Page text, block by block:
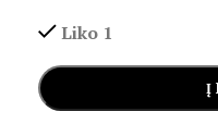
Liko 1
Į